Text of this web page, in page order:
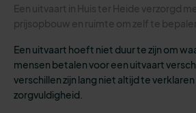
Een uitvaart in Huis ter Heide verzorgd
prijsopbouw en ruimte om zelf te
Een uitvaart hoeft niet duur te zijn om
mensen betalen voor een uitvaart
verschillen zijn lang niet altijd te
zorgvuldigheid.